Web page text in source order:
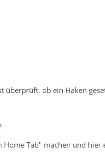
überprüft, ob ein Haken
Tab" machen und hier